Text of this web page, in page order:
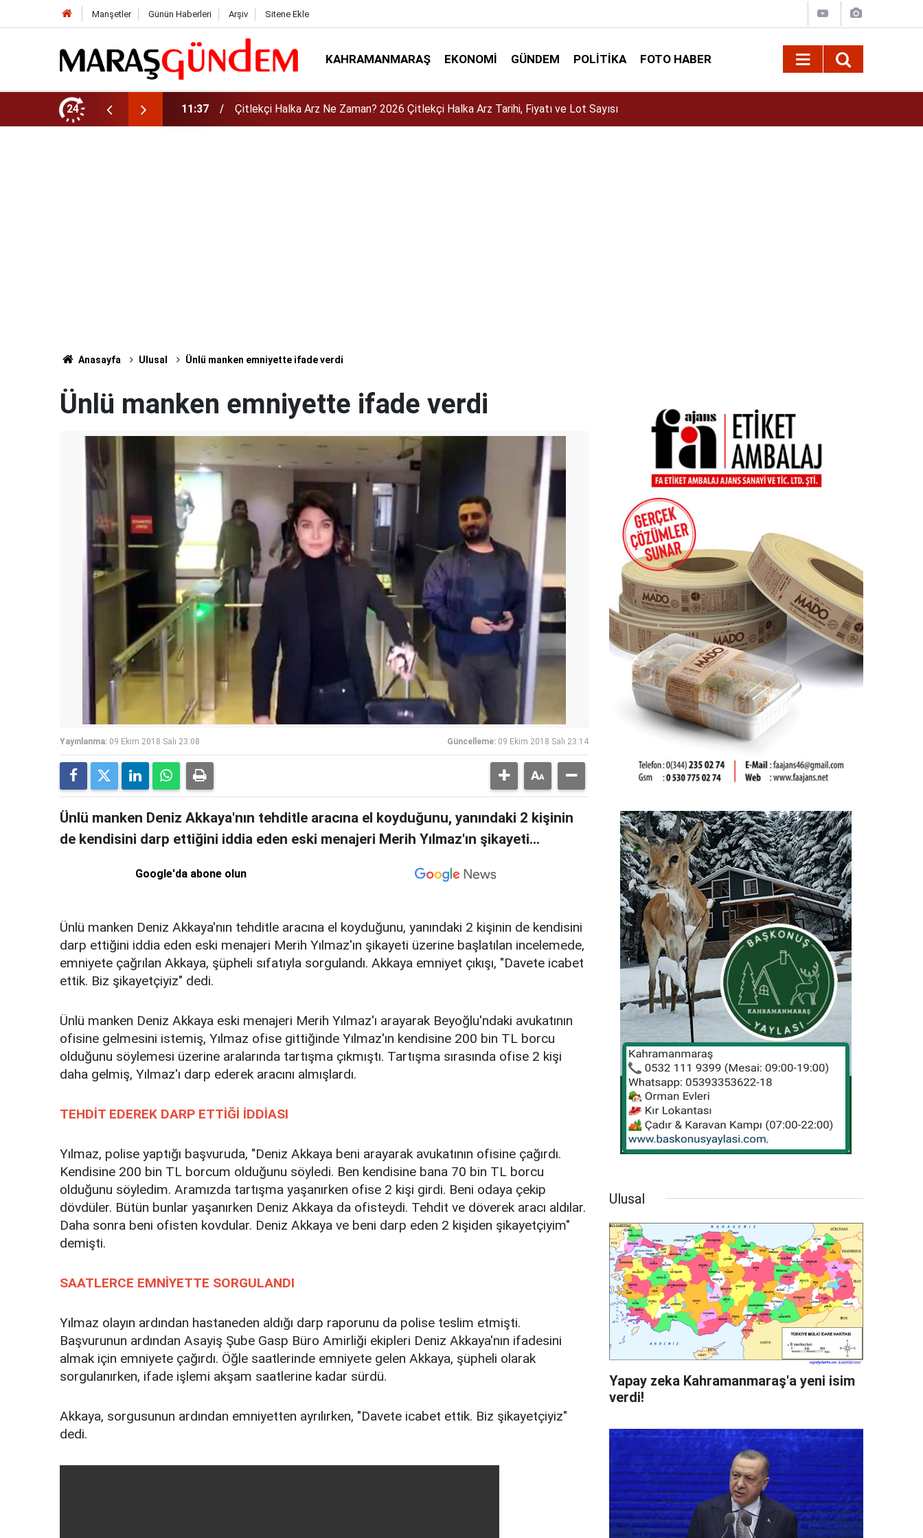
Manşetler Günün Haberleri Arşiv Sitene Ekle
KAHRAMANMARAŞ EKONOMI GÜNDEM POLITIKA FOTO HABER
24
Tarihi, Fiyatı ve Lot Sayısı 11:36 AGS Sonuçları 2026 Açıklandı mı? MEB-AGS Sonuçları Ne Zaman Açıklanacak?
Anasayfa Ulusal Ünlü manken emniyette ifade verdi
Ünlü manken emniyette ifade verdi
Yayınlanma: 09 Ekim 2018 Salı 23:08 Güncelleme: 09 Ekim 2018 Salı 23:14
Ünlü manken Deniz Akkaya'nın tehditle aracına el koyduğunu, yanındaki 2 kişinin
de kendisini darp ettiğini iddia eden eski menajeri Merih Yılmaz'ın şikayeti...
Google'da abone olun
Ünlü manken Deniz Akkaya'nın tehditle aracına el koyduğunu, yanındaki 2 kişinin de kendisini
darp ettiğini iddia eden eski menajeri Merih Yılmaz'ın şikayeti üzerine başlatılan incelemede,
emniyete çağrılan Akkaya, şüpheli sıfatıyla sorgulandı. Akkaya emniyet çıkışı, "Davete icabet
ettik. Biz şikayetçiyiz" dedi.
Ünlü manken Deniz Akkaya eski menajeri Merih Yılmaz'ı arayarak Beyoğlu'ndaki avukatının
ofisine gelmesini istemiş, Yılmaz ofise gittiğinde Yılmaz'ın kendisine 200 bin TL borcu
olduğunu söylemesi üzerine aralarında tartışma çıkmıştı. Tartışma sırasında ofise 2 kişi
daha gelmiş, Yılmaz'ı darp ederek aracını almışlardı.
TEHDİT EDEREK DARP ETTİĞİ İDDİASI
Yılmaz, polise yaptığı başvuruda, "Deniz Akkaya beni arayarak avukatının ofisine çağırdı.
Kendisine 200 bin TL borcum olduğunu söyledi. Ben kendisine bana 70 bin TL borcu
olduğunu söyledim. Aramızda tartışma yaşanırken ofise 2 kişi girdi. Beni odaya çekip
dövdüler. Bütün bunlar yaşanırken Deniz Akkaya da ofisteydi. Tehdit ve döverek aracı aldılar.
Daha sonra beni ofisten kovdular. Deniz Akkaya ve beni darp eden 2 kişiden şikayetçiyim"
demişti.
SAATLERCE EMNİYETTE SORGULANDI
Yılmaz olayın ardından hastaneden aldığı darp raporunu da polise teslim etmişti.
Başvurunun ardından Asayiş Şube Gasp Büro Amirliği ekipleri Deniz Akkaya'nın ifadesini
almak için emniyete çağırdı. Öğle saatlerinde emniyete gelen Akkaya, şüpheli olarak
sorgulanırken, ifade işlemi akşam saatlerine kadar sürdü.
Akkaya, sorgusunun ardından emniyetten ayrılırken, "Davete icabet ettik. Biz şikayetçiyiz"
dedi.
Ulusal
Yapay zeka Kahramanmaraş'a yeni isim
verdi!